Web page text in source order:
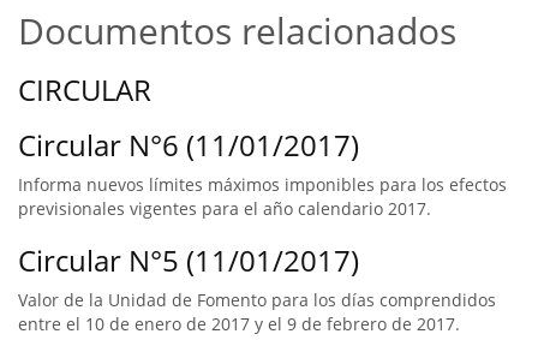
Documentos relacionados
CIRCULAR
Circular N°6 (11/01/2017)
Informa nuevos límites máximos imponibles para los efectos
previsionales vigentes para el año calendario 2017.
Circular N°5 (11/01/2017)
Valor de la Unidad de Fomento para los días comprendidos
entre el 10 de enero de 2017 y el 9 de febrero de 2017.